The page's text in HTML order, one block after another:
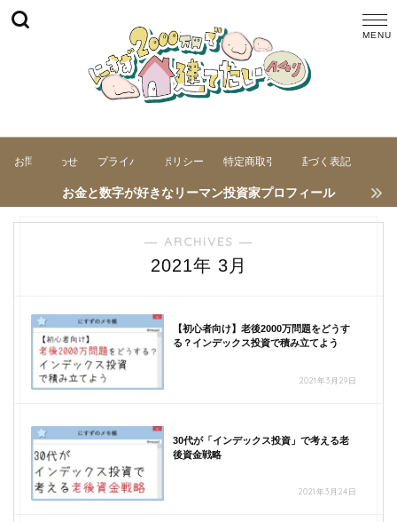
お問い合わせ プライバシーポリシー 特定商取引法に基づく表記
お金と数字が好きなリーマン投資家プロフィール
― ARCHIVES ―
2021年 3月
【初心者向け】老後2000万問題をどうす
る？インデックス投資で積み立てよう
2021年3月29日
30代が「インデックス投資」で考える老
後資金戦略
2021年3月24日